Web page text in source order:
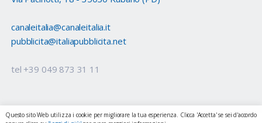
canaleitalia@canaleitalia.it
pubblicita@italiapubblicita.net
tel +39 049 873 31 11
Questo sito Web utilizza i cookie per migliorare la tua esperienza. Clicca 'Accetta' se sei d'accordo